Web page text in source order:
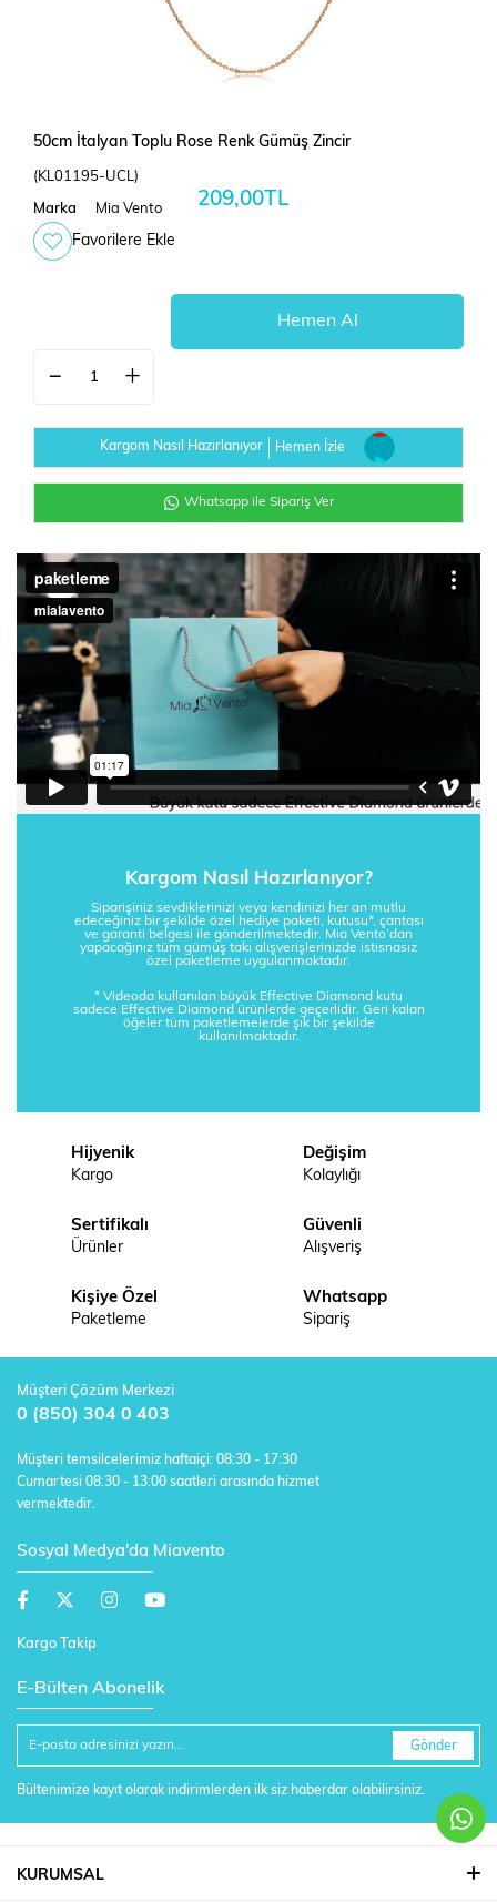
50cm İtalyan Toplu Rose Renk Gümüş Zincir
(KL01195-UCL)
Marka Mia Vento 209,00TL
Favorilere Ekle
Kargom Nasıl Hazırlanıyor Hemen İzle
Whatsapp ile Sipariş Ver
Kargom Nasıl Hazırlanıyor?
Siparişiniz sevdiklerinizi veya kendinizi her an mutlu
edeceğiniz bir şekilde özel hediye paketi, kutusu*, çantası
ve garanti belgesi ile gönderilmektedir. Mia Vento’dan
yapacağınız tüm gümüş takı alışverişlerinizde istisnasız
özel paketleme uygulanmaktadır.
* Videoda kullanılan büyük Effective Diamond kutu
sadece Effective Diamond ürünlerde geçerlidir. Geri kalan
öğeler tüm paketlemelerde şık bir şekilde
kullanılmaktadır.
Hijyenik
Kargo
Değişim
Kolaylığı
Sertifikalı
Ürünler
Güvenli
Alışveriş
Kişiye Özel
Paketleme
Whatsapp
Sipariş
Müşteri Çözüm Merkezi
0 (850) 304 0 403
Müşteri temsilcelerimiz haftaiçi: 08:30 - 17:30
Cumartesi 08:30 - 13:00 saatleri arasında hizmet
vermektedir.
Sosyal Medya'da Miavento
Kargo Takip
E-Bülten Abonelik
Gönder
Bültenimize kayıt olarak indirimlerden ilk siz haberdar olabilirsiniz.
KURUMSAL